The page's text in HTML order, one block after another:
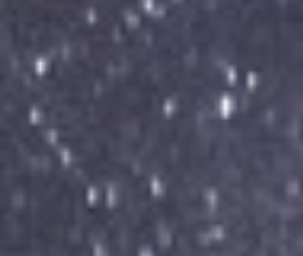
Menuires
-
Val